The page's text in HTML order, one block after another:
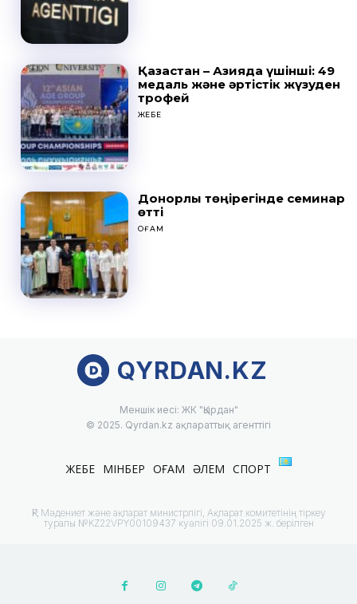
Қазақстан – Азияда үшінші: 49
медаль және әртістік жүзуден
трофей
ЖЕБЕ
Донорлық төңірегінде семинар
өтті
ҚОҒАМ
QYRDAN.KZ
Меншік иесі: ЖК "Қырдан"
© 2025. Qyrdan.kz ақпараттық агенттігі
ЖЕБЕ МІНБЕР ҚОҒАМ ӘЛЕМ СПОРТ
ҚР Мәдениет және ақпарат министрлігі, Ақпарат комитетінің тіркеу
туралы №KZ22VPY00109437 куәлігі 09.01.2025 ж. берілген